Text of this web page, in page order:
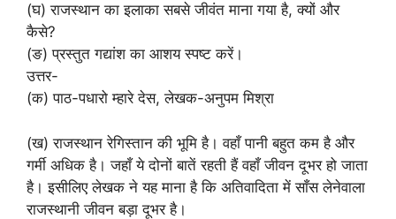
(घ) राजस्थान का इलाका सबसे जीवंत माना गया है, क्यों और
कैसे?
(ङ) प्रस्तुत गद्यांश का आशय स्पष्ट करें।
उत्तर-
(क) पाठ-पधारो म्हारे देस, लेखक-अनुपम मिश्रा
(ख) राजस्थान रेगिस्तान की भूमि है। वहाँ पानी बहुत कम है और
गर्मी अधिक है। जहाँ ये दोनों बातें रहती हैं वहाँ जीवन दूभर हो जाता
है। इसीलिए लेखक ने यह माना है कि अतिवादिता में साँस लेनेवाला
राजस्थानी जीवन बड़ा दूभर है।